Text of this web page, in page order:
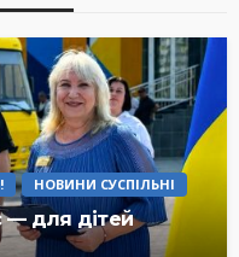
НОВИНИ СУСПІЛЬНІ
— для дітей